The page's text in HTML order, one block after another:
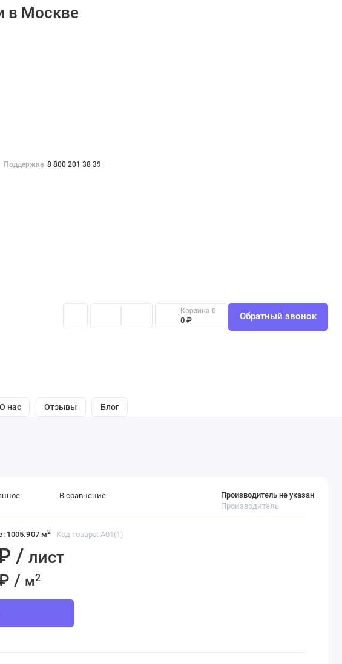
в Москве
Поддержка 8 800 201 38 39
Корзина 0
0 ₽ Обратный звонок
О нас Отзывы Блог
1005.907 м2 Код товара: A01(1)
Производитель не указан
Производитель
/ лист
/ м2
В сравнение